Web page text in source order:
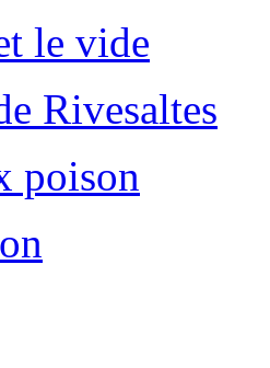
le vide
Rivesaltes
poison